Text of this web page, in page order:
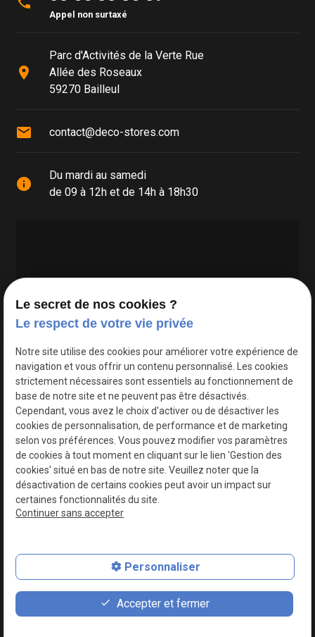
Appel non surtaxé
place
Parc d'Activités de la Verte Rue
Allée des Roseaux
59270 Bailleul
mail contact@deco-stores.com
info
Du mardi au samedi
de 09 à 12h et de 14h à 18h30
Google Maps Search API est désactivé.
Plan du site
Mentions légales
Politique de confidentialité
Le secret de nos cookies ?
Le respect de votre vie privée
Notre site utilise des cookies pour améliorer votre expérience de
navigation et vous offrir un contenu personnalisé. Les cookies
strictement nécessaires sont essentiels au fonctionnement de
base de notre site et ne peuvent pas être désactivés.
Cependant, vous avez le choix d'activer ou de désactiver les
cookies de personnalisation, de performance et de marketing
selon vos préférences. Vous pouvez modifier vos paramètres
de cookies à tout moment en cliquant sur le lien 'Gestion des
cookies' situé en bas de notre site. Veuillez noter que la
désactivation de certains cookies peut avoir un impact sur
certaines fonctionnalités du site.
Continuer sans accepter
Personnaliser
Accepter et fermer